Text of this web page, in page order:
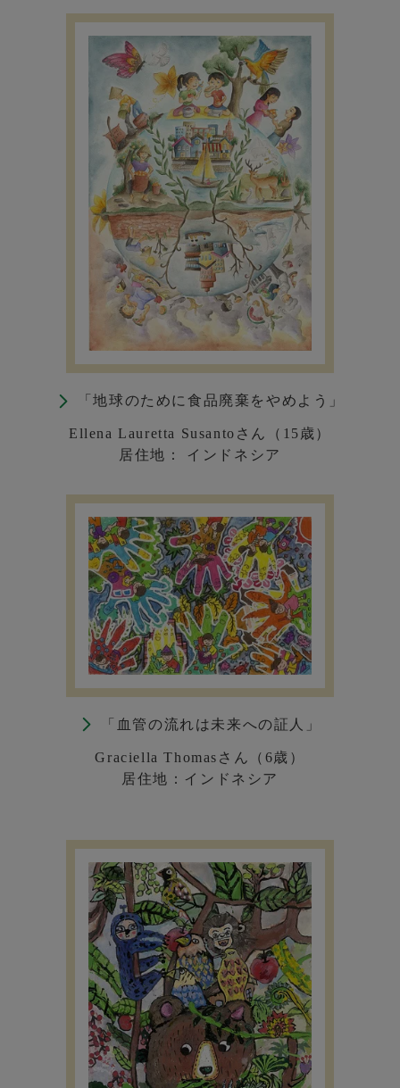
「地球のために食品廃棄をやめよう」
Ellena Lauretta Susantoさん（15歳）
居住地： インドネシア
「血管の流れは未来への証人」
Graciella Thomasさん（6歳）
居住地：インドネシア